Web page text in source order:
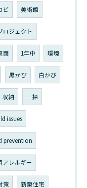
ビ 美術館
ロジェクト
菌 1年中 環境
黒かび 白かび
収納 一掃
issues
prevention
アレルギー
策 新築住宅